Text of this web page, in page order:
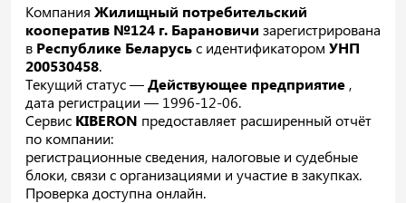
Компания Жилищный потребительский
кооператив №124 г. Барановичи зарегистрирована
в Республике Беларусьс идентификатором УНП
200530458.
Текущий статус —Действующее предприятие ,
дата регистрации — 1996-12-06.
Сервис KIBERON предоставляет расширенный отчёт
по компании:
регистрационные сведения, налоговые и судебные
блоки, связи с организациями и участие в закупках.
Проверка доступна онлайн.